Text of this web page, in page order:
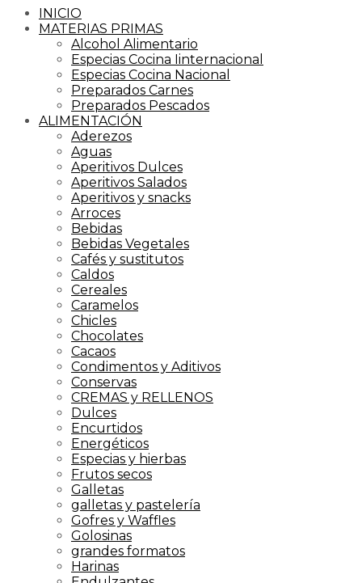
INICIO
MATERIAS PRIMAS
Alcohol Alimentario
Especias Cocina Iinternacional
Especias Cocina Nacional
Preparados Carnes
Preparados Pescados
ALIMENTACIÓN
Aderezos
Aguas
Aperitivos Dulces
Aperitivos Salados
Aperitivos y snacks
Arroces
Bebidas
Bebidas Vegetales
Cafés y sustitutos
Caldos
Cereales
Caramelos
Chicles
Chocolates
Cacaos
Condimentos y Aditivos
Conservas
CREMAS y RELLENOS
Dulces
Encurtidos
Energéticos
Especias y hierbas
Frutos secos
Galletas
galletas y pastelería
Gofres y Waffles
Golosinas
grandes formatos
Harinas